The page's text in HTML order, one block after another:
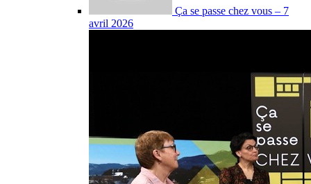
Ça se passe chez vous – 7
avril 2026